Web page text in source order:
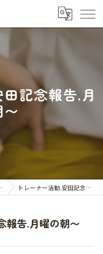
記念報告.月
トレーナー活動.安田記念報告.月曜の朝〜
報告.月曜の朝〜